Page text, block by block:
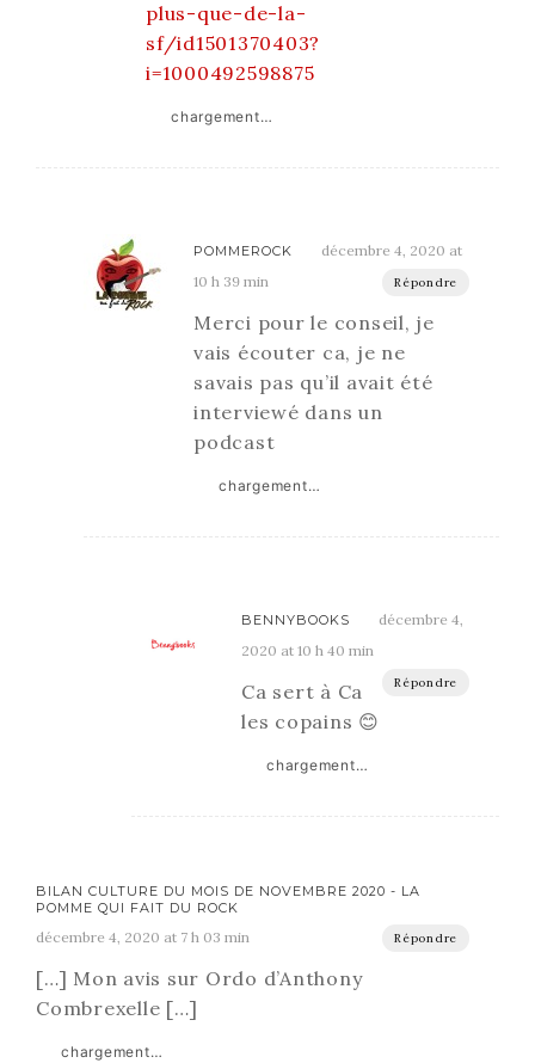
plus-que-de-la-
sf/id1501370403?
i=1000492598875
chargement…
POMMEROCK
décembre 4, 2020 at
10 h 39 min
Répondre
Merci pour le conseil, je
vais écouter ca, je ne
savais pas qu’il avait été
interviewé dans un
podcast
chargement…
BENNYBOOKS
décembre 4,
2020 at 10 h 40 min
Répondre
Ca sert à Ca
les copains 😊
chargement…
BILAN CULTURE DU MOIS DE NOVEMBRE 2020 - LA
POMME QUI FAIT DU ROCK
décembre 4, 2020 at 7 h 03 min Répondre
[…] Mon avis sur Ordo d’Anthony
Combrexelle […]
chargement…